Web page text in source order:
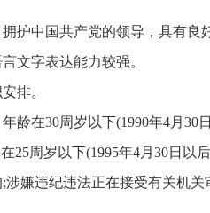
护中国共产党的领导，具有良
文字表达能力较强。
排。
龄在30周岁以下(1990年4月30
25周岁以下(1995年4月30日以后
嫌违纪违法正在接受有关机